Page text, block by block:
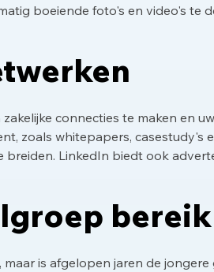
boeiende foto's en video's te
connecties te maken en
zoals whitepapers, casestudy's
LinkedIn biedt ook
bereik
is afgelopen jaren de